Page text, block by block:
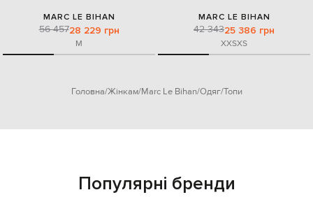
MARC LE BIHAN
56 45728 229 грн
M
MARC LE BIHAN
42 34325 386 грн
XXSXS
Головна Жінкам Marc Le Bihan Одяг Топи
Популярні бренди